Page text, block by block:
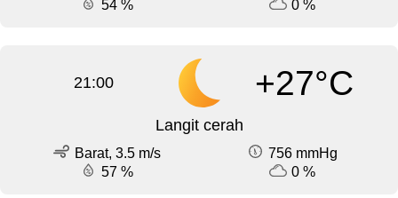
54 %
0 %
21:00 +27°C
Langit cerah
Barat, 3.5 m/s
756 mmHg
57 %
0 %